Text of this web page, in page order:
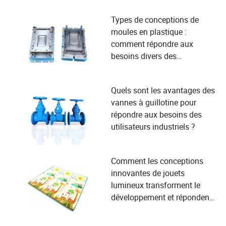
Types de conceptions de
moules en plastique :
comment répondre aux
besoins divers des
Quels sont les avantages des
vannes à guillotine pour
répondre aux besoins des
utilisateurs industriels ?
Comment les conceptions
innovantes de jouets
lumineux transforment le
développement et répondent